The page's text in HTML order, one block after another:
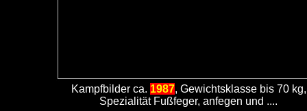
Kampfbilder ca. 1987, Gewichtsklasse bis 70 kg,
Spezialität Fußfeger, anfegen und ....